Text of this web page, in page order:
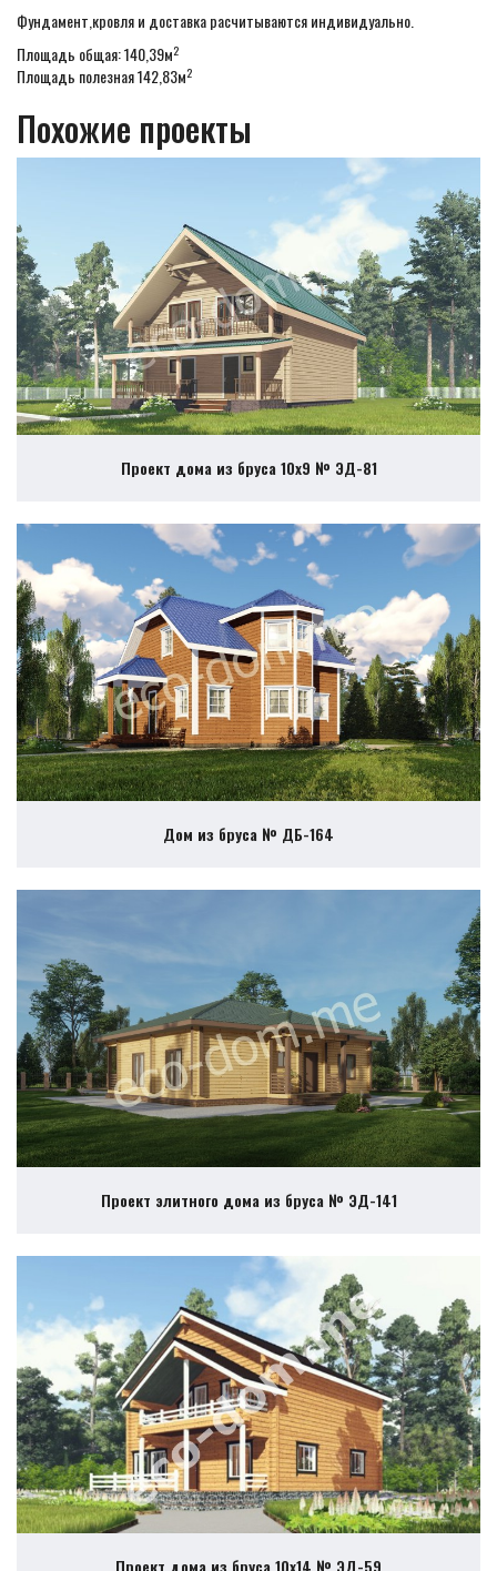
Фундамент,кровля и доставка расчитываются индивидуально.
Площадь общая: 140,39м2
Площадь полезная 142,83м2
Похожие проекты
Проект дома из бруса 10х9 № ЭД-81
Дом из бруса № ДБ-164
Проект элитного дома из бруса № ЭД-141
Проект дома из бруса 10х14 № ЭД-59